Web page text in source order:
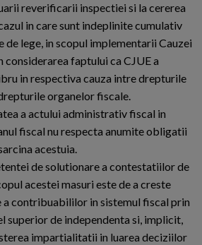
reverificarii inspectiei si la cererea
in care sunt indeplinite cumulativ
lege, in scopul implementarii Cauzei
considerarea faptului ca CJUE a
in respectiva cauza intre drepturile
organelor fiscale.
a actului administrativ fiscal in
fiscal nu respecta anumite obligatii
acestuia.
de solutionare a contestatiilor de
acestei masuri este de a creste
a contribuabililor in sistemul fiscal prin
superior de independenta si, implicit,
impartialitatii in luarea deciziilor